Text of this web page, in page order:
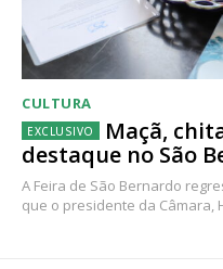
CULTURA
Maçã,
destaque no São
A Feira de São Bernardo
que o presidente da Câmara,